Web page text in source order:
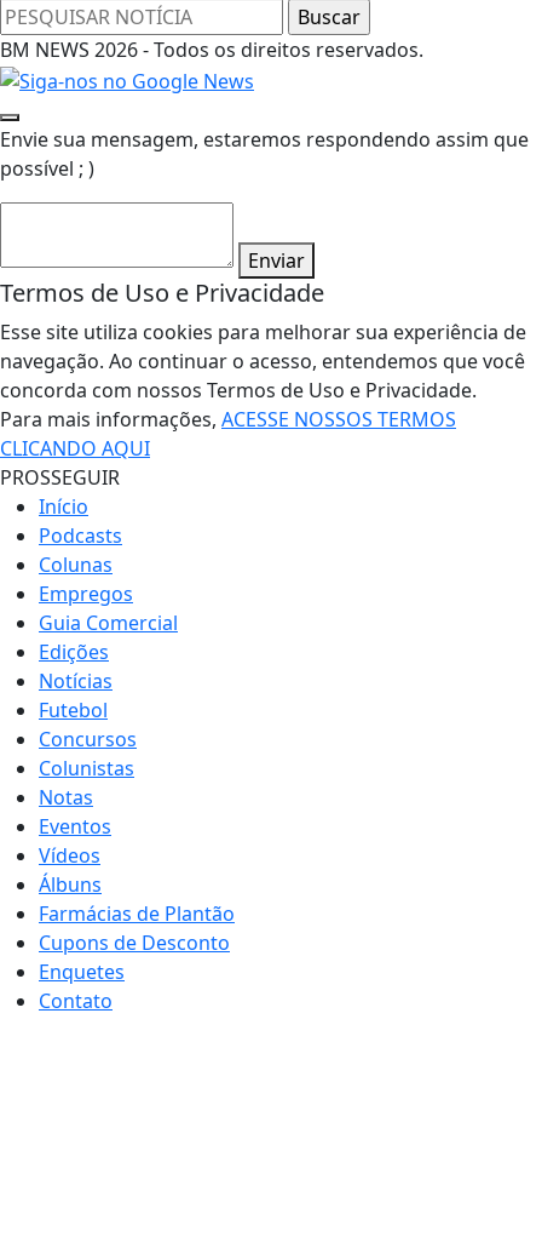
BM NEWS 2026 - Todos os direitos reservados.
Envie sua mensagem, estaremos respondendo assim que
possível ; )
Enviar
Termos de Uso e Privacidade
Esse site utiliza cookies para melhorar sua experiência de
navegação. Ao continuar o acesso, entendemos que você
concorda com nossos Termos de Uso e Privacidade.
Para mais informações, ACESSE NOSSOS TERMOS
CLICANDO AQUI
PROSSEGUIR
Início
Podcasts
Colunas
Empregos
Guia Comercial
Edições
Notícias
Futebol
Concursos
Colunistas
Notas
Eventos
Vídeos
Álbuns
Farmácias de Plantão
Cupons de Desconto
Enquetes
Contato